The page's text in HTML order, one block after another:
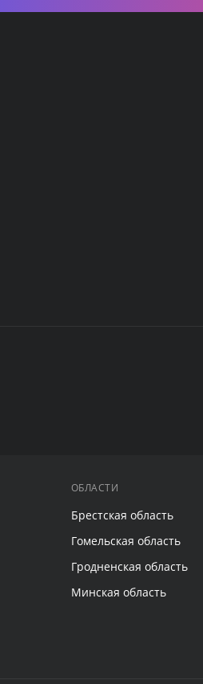
ОБЛАСТИ
Брестская область
Гомельская область
Гродненская область
Минская область